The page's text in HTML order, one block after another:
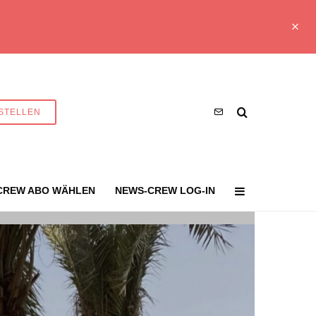
ABO WÄHLEN NEWS-CREW LOG-IN